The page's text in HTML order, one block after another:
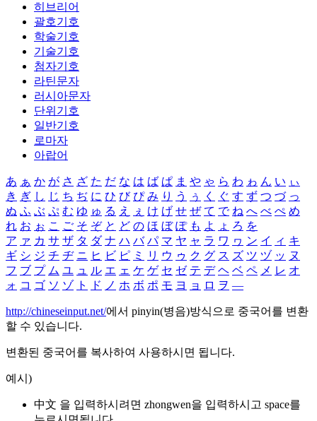
히브리어
괄호기호
학술기호
기술기호
첨자기호
라틴문자
러시아문자
단위기호
일반기호
로마자
아랍어
あ ぁ か が さ ざ た だ な は ば ぱ ま や ゃ ら わ ゎ ん い ぃ
き ぎ し じ ち ぢ に ひ び ぴ み り う ぅ く ぐ す ず つ づ っ
ぬ ふ ぶ ぷ む ゆ ゅ る え ぇ け げ せ ぜ て で ね へ べ ぺ め
れ お ぉ こ ご そ ぞ と ど の ほ ぼ ぽ も よ ょ ろ を
ア ァ カ サ ザ タ ダ ナ ハ バ パ マ ヤ ャ ラ ワ ヮ ン イ ィ キ
ギ シ ジ チ ヂ ニ ヒ ビ ピ ミ リ ウ ゥ ク グ ス ズ ツ ヅ ッ ヌ
フ ブ プ ム ユ ュ ル エ ェ ケ ゲ セ ゼ テ デ ヘ ベ ペ メ レ オ
ォ コ ゴ ソ ゾ ト ド ノ ホ ボ ポ モ ヨ ョ ロ ヲ ―
http://chineseinput.net/에서 pinyin(병음)방식으로 중국어를 변환
할 수 있습니다.
변환된 중국어를 복사하여 사용하시면 됩니다.
예시)
中文 을 입력하시려면 zhongwen을 입력하시고 space를